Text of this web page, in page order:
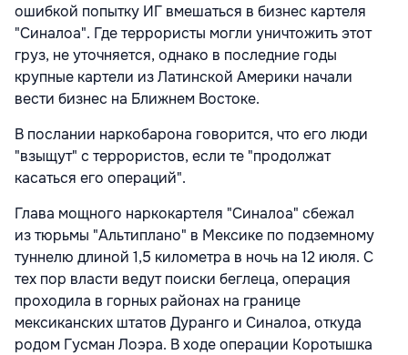
ошибкой попытку ИГ вмешаться в бизнес картеля
"Синалоа". Где террористы могли уничтожить этот
груз, не уточняется, однако в последние годы
крупные картели из Латинской Америки начали
вести бизнес на Ближнем Востоке.
В послании наркобарона говорится, что его люди
"взыщут" с террористов, если те "продолжат
касаться его операций".
Глава мощного наркокартеля "Синалоа" сбежал
из тюрьмы "Альтиплано" в Мексике по подземному
туннелю длиной 1,5 километра в ночь на 12 июля. С
тех пор власти ведут поиски беглеца, операция
проходила в горных районах на границе
мексиканских штатов Дуранго и Синалоа, откуда
родом Гусман Лоэра. В ходе операции Коротышка